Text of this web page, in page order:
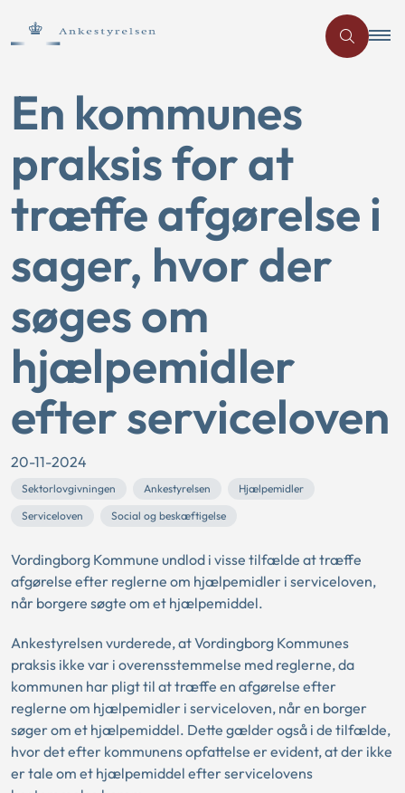
En kommunes
praksis for at
træffe afgørelse i
sager, hvor der
søges om
hjælpemidler
efter serviceloven
20-11-2024
Sektorlovgivningen Ankestyrelsen
Hjælpemidler
Serviceloven
Social og beskæftigelse
Vordingborg Kommune undlod i visse tilfælde at træffe
afgørelse efter reglerne om hjælpemidler i serviceloven,
når borgere søgte om et hjælpemiddel.
Ankestyrelsen vurderede, at Vordingborg Kommunes
praksis ikke var i overensstemmelse med reglerne, da
kommunen har pligt til at træffe en afgørelse efter
reglerne om hjælpemidler i serviceloven, når en borger
søger om et hjælpemiddel. Dette gælder også i de tilfælde,
hvor det efter kommunens opfattelse er evident, at der ikke
er tale om et hjælpemiddel efter servicelovens